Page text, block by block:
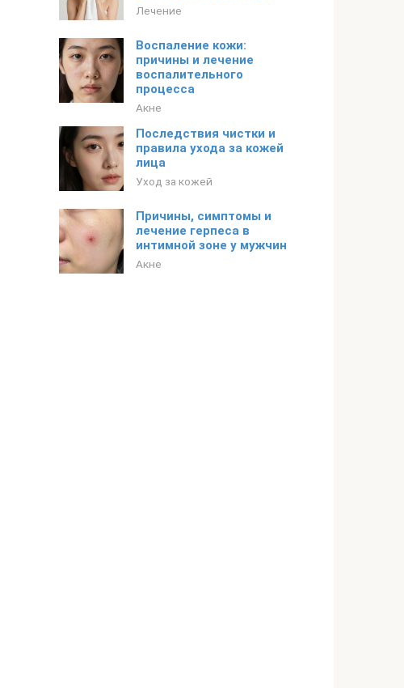
Лечение
Воспаление кожи:
причины и лечение
воспалительного
процесса
Акне
Последствия чистки и
правила ухода за кожей
лица
Уход за кожей
Причины, симптомы и
лечение герпеса в
интимной зоне у мужчин
Акне